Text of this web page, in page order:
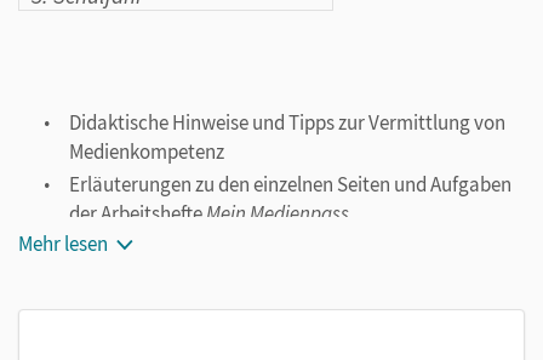
Didaktische Hinweise und Tipps zur Vermittlung von
Medienkompetenz
Erläuterungen zu den einzelnen Seiten und Aufgaben
der ArbeitshefteMein Medienpass
Weiterführende Anregungen für den Unterricht mit
Mehr lesen